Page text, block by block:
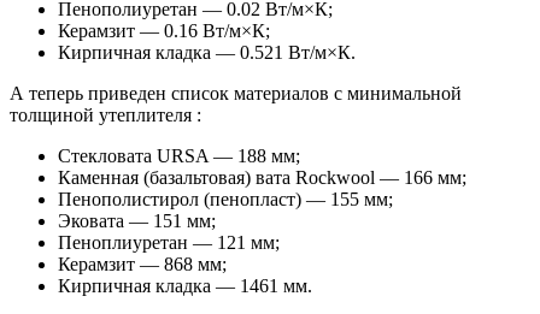
Пенополиуретан — 0.02 Вт/м×К;
Керамзит — 0.16 Вт/м×К;
Кирпичная кладка — 0.521 Вт/м×К.
А теперь приведен список материалов с минимальной
толщиной утеплителя :
Стекловата URSA — 188 мм;
Каменная (базальтовая) вата Rockwool — 166 мм;
Пенополистирол (пенопласт) — 155 мм;
Эковата — 151 мм;
Пеноплиуретан — 121 мм;
Керамзит — 868 мм;
Кирпичная кладка — 1461 мм.